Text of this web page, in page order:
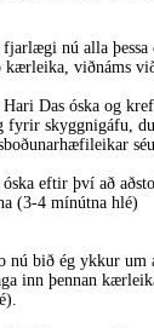
fjarlægi nú alla
kærleika, viðnáms
Das óska og
fyrir skyggnigáfu,
eftir því að
(3-4 mínútna hlé)
nú bið ég ykkur um
inn þennan